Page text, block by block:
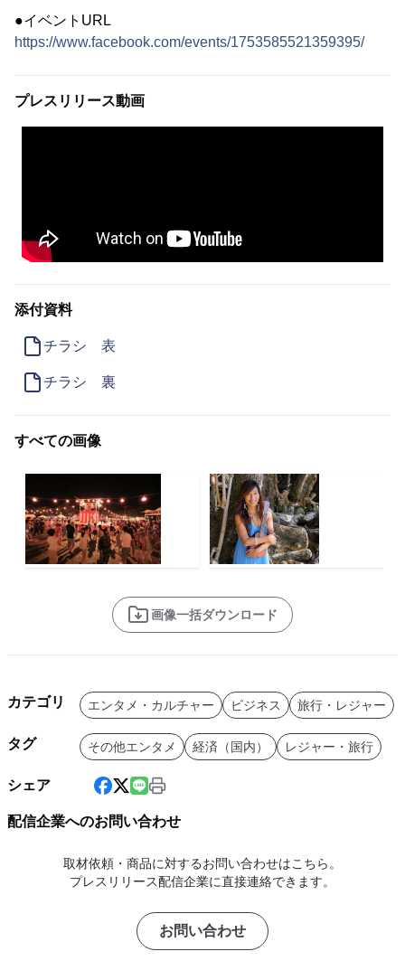
●イベントURL
https://www.facebook.com/events/1753585521359395/
プレスリリース動画
添付資料
チラシ 表
チラシ 裏
すべての画像
画像一括ダウンロード
カテゴリ エンタメ・カルチャー ビジネス 旅行・レジャー
タグ その他エンタメ 経済（国内） レジャー・旅行
シェア
配信企業へのお問い合わせ
取材依頼・商品に対するお問い合わせはこちら。
プレスリリース配信企業に直接連絡できます。
お問い合わせ